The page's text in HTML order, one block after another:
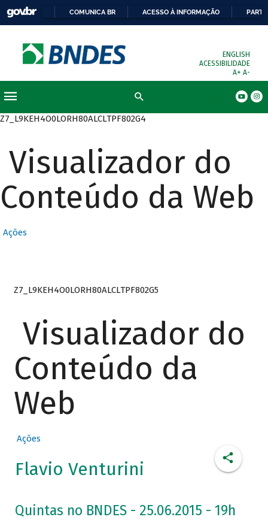
COMUNICA BR ACESSO À INFORMAÇÃO
ENGLISH
ACESSIBILIDADE
A+ A-
Z7_L9KEH4O0LORH80ALCLTPF802G4
Visualizador do
Conteúdo da Web
Ações
Z7_L9KEH4O0LORH80ALCLTPF802G5
Visualizador do
Conteúdo da
Web
Ações
Flavio Venturini
Quintas no BNDES - 25.06.2015 - 19h